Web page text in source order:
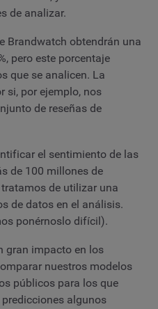
de analizar.
Brandwatch obtendrán una
pero este porcentaje
que se analicen. La
si, por ejemplo, nos
de reseñas de
el sentimiento de las
de 100 millones de
de utilizar una
de datos en el análisis.
ponérnoslo difícil).
gran impacto en los
nuestros modelos
públicos para los que
algunos